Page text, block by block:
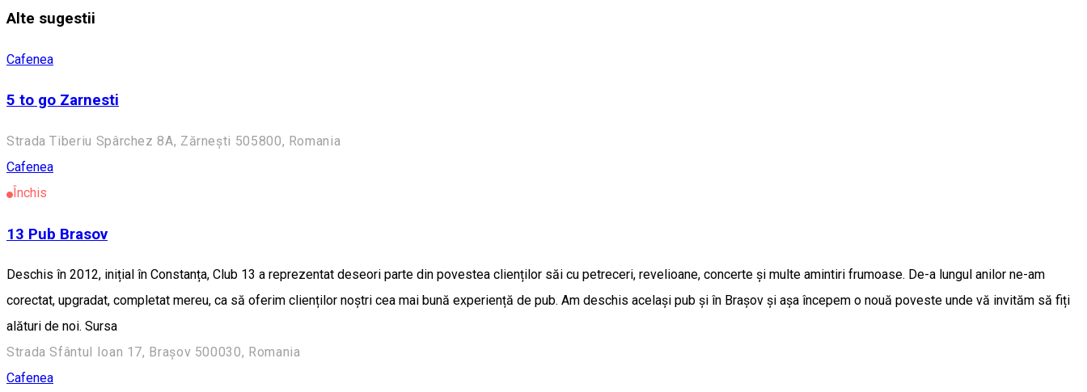
Alte sugestii
Cafenea
5 to go Zarnesti
Strada Tiberiu Spârchez 8A, Zărnești 505800, Romania
Cafenea
Închis
13 Pub Brasov
Deschis în 2012, inițial în Constanța, Club 13 a reprezentat deseori parte din povestea clienților săi cu petreceri, revelioane, concerte și multe amintiri frumoase. De-a lungul anilor ne-am
corectat, upgradat, completat mereu, ca să oferim clienților noștri cea mai bună experiență de pub. Am deschis același pub și în Brașov și așa începem o nouă poveste unde vă invităm să fiți
alături de noi. Sursa
Strada Sfântul Ioan 17, Brașov 500030, Romania
Cafenea